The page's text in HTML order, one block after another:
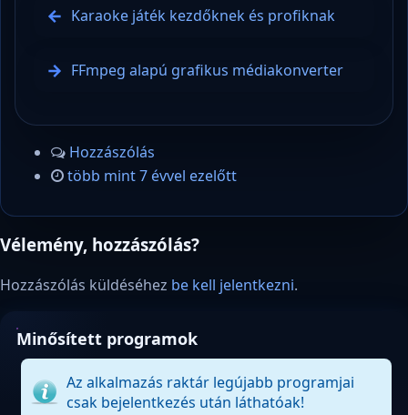
Karaoke játék kezdőknek és profiknak
FFmpeg alapú grafikus médiakonverter
Hozzászólás
több mint 7 évvel ezelőtt
Vélemény, hozzászólás?
Hozzászólás küldéséhez be kell jelentkezni.
Minősített programok
Az alkalmazás raktár legújabb programjai
csak bejelentkezés után láthatóak!